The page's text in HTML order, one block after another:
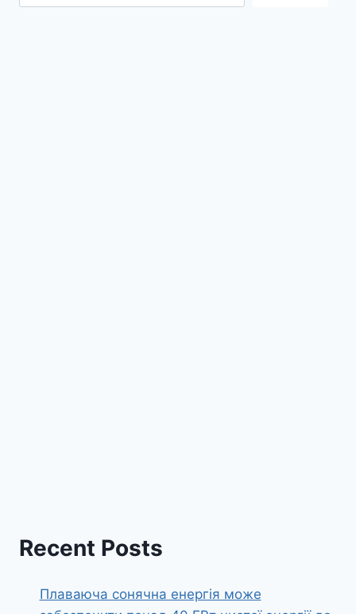
Recent Posts
Плаваюча сонячна енергія може